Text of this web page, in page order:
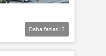
Daha fazlası 3